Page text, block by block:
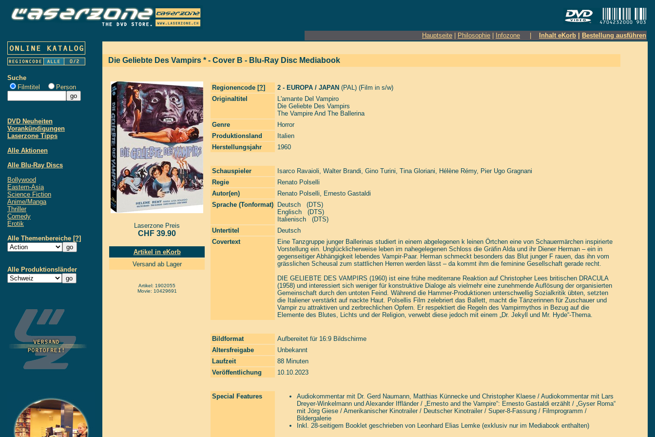
Hauptseite Philosophie Infozone Inhalt eKorb Bestellung ausführen
Suche
Filmtitel
Person
DVD Neuheiten
Vorankündigungen
Laserzone Tipps
Alle Aktionen
Alle Blu-Ray Discs
Bollywood
Eastern-Asia
Science Fiction
Anime/Manga
Thriller
Comedy
Erotik
Alle Themenbereiche [?]
Alle Produktionsländer
Die Geliebte Des Vampirs * - Cover B - Blu-Ray Disc Mediabook
Laserzone Preis
CHF 39.90
Artikel in eKorb
Versand ab Lager
Artikel: 1902055
Movie: 10429691
Regionencode [?] 2 - EUROPA / JAPAN (PAL) (Film in s/w)
Originaltitel
L'amante Del Vampiro
Die Geliebte Des Vampirs
The Vampire And The Ballerina
Genre
Horror
Produktionsland
Italien
Herstellungsjahr
1960
Schauspieler Isarco Ravaioli, Walter Brandi, Gino Turini, Tina Gloriani, Hélène Rémy, Pier Ugo Gragnani
Regie
Renato Polselli
Autor(en)
Renato Polselli, Ernesto Gastaldi
Sprache (Tonformat)
Deutsch (DTS)
Englisch (DTS)
Italienisch (DTS)
Untertitel
Deutsch
Covertext
Eine Tanzgruppe junger Ballerinas studiert in einem abgelegenen k leinen Örtchen eine von Schauermärchen inspirierte
Vorstellung ein. Unglücklicherweise leben im nahegelegenen Schloss die Gräfin Alda und ihr Diener Herman – ein in
gegenseitiger Abhängigkeit lebendes Vampir-Paar. Herman schmeckt besonders das Blut junger F rauen, das ihn vom
grässlichen Scheusal zum stattlichen Herren werden lässt – da kommt ihm die feminine Gesellschaft gerade recht.
DIE GELIEBTE DES VAMPIRS (1960) ist eine frühe mediterrane Reaktion auf Christopher Lees britischen DRACULA
(1958) und interessiert sich weniger für konstruktive Dialoge als vielmehr eine zunehmende Auflösung der organisierten
Gemeinschaft durch den untoten Feind. Während die Hammer-Produktionen unterschwellig Sozialkritik übten, setzten
die Italiener verstärkt auf nackte Haut. Polsellis Film zelebriert das Ballett, macht die Tänzerinnen für Zuschauer und
Vampir zu attraktiven und zerbrechlichen Opfern. Er respektiert die Regeln des Vampirmythos in Bezug auf die
Elemente des Blutes, Lichts und der Religion, verwebt diese jedoch mit einem „Dr. Jekyll und Mr. Hyde“-Thema.
Bildformat
Aufbereitet für 16:9 Bildschirme
Altersfreigabe
Unbekannt
Laufzeit
88 Minuten
Veröffentlichung
10.10.2023
Special Features
Audiokommentar mit Dr. Gerd Naumann, Matthias Künnecke und Christopher Klaese / Audiokommentar mit Lars
Dreyer-Winkelmann und Alexander Iffländer / „Ernesto and the Vampire“: Ernesto Gastaldi erzählt / „Gyser Roma“
mit Jörg Giese / Amerikanischer Kinotrailer / Deutscher Kinotrailer / Super-8-Fassung / Filmprogramm /
Bildergalerie
Inkl. 28-seitigem Booklet geschrieben von Leonhard Elias Lemke (exklusiv nur im Mediabook enthalten)